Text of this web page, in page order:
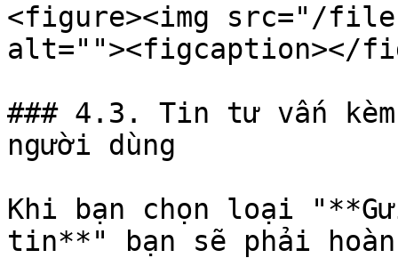
<figure><img src="/
alt=""><figcaption></
### 4.3. Tin tư vấn
người dùng
Khi bạn chọn loại
tin**" bạn sẽ phải